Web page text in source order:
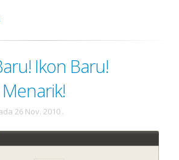
Ikon Baru!
26 Nov. 2010 .